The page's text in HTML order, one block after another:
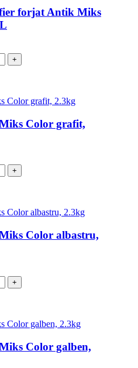
forjat Antik Miks
+
Color grafit,
+
Color albastru,
+
Color galben,